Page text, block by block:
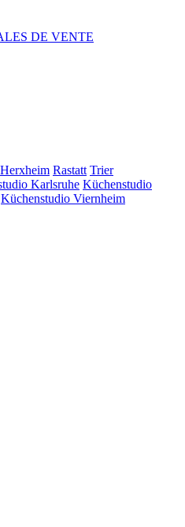
DE VENTE
Herxheim Rastatt Trier
Karlsruhe Küchenstudio
Küchenstudio Viernheim